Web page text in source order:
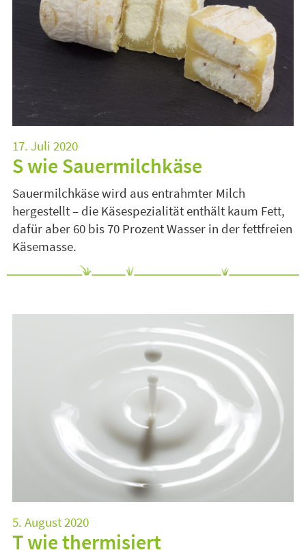
17. Juli 2020
S wie Sauermilchkäse
Sauermilchkäse wird aus entrahmter Milch
hergestellt – die Käsespezialität enthält kaum Fett,
dafür aber 60 bis 70 Prozent Wasser in der fettfreien
Käsemasse.
5. August 2020
T wie thermisiert